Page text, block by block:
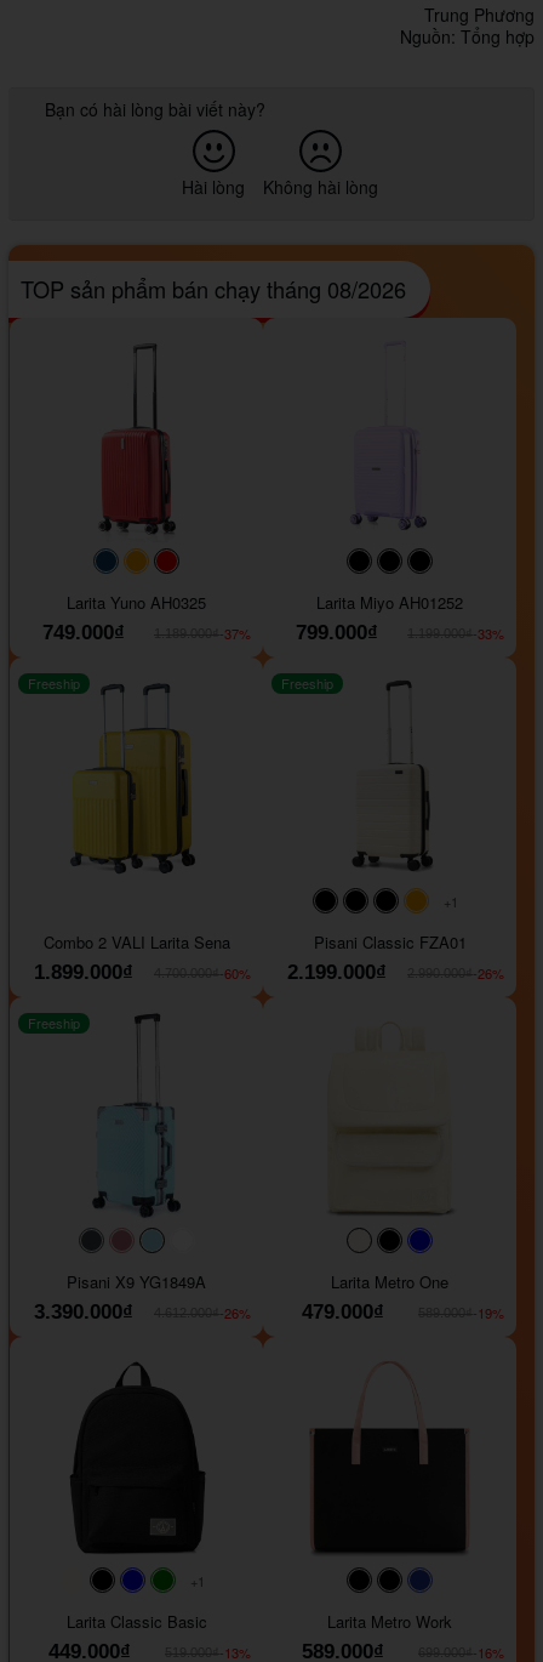
Trung Phương
Nguồn: Tổng hợp
Bạn có hài lòng bài viết này?
Hài lòng Không hài lòng
TOP sản phẩm bán chạy tháng 08/2026
#093f69#ffa500
Larita Yuno AH0325
749.000₫
-37%
#000000#000000
Larita Miyo AH01252
799.000₫
-33%
Freeship
Combo 2 VALI Larita Sena
1.899.000₫
-60%
#000000#000000#000000
+1
Freeship
Pisani Classic FZA01
2.199.000₫
-26%
#40454a#b76e79
Freeship
Pisani X9 YG1849A
3.390.000₫
-26%
#faf0e6#000000
Larita Metro One
479.000₫
-19%
#faf0e6#000000#0000FF
+1
Larita Classic Basic
449.000₫
-13%
#000000#000000
Larita Metro Work
589.000₫
-16%